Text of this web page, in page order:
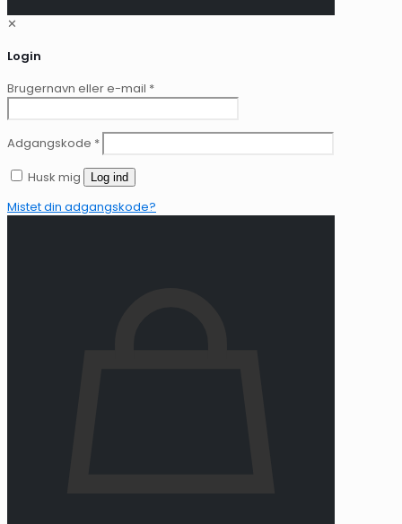
✕
Login
Brugernavn eller e-mail *
Adgangskode *
Husk mig
Log ind
Mistet din adgangskode?